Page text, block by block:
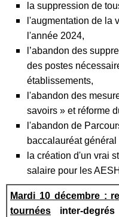
la suppression de
l'augmentation de la
l'année 2024,
l’abandon des
des postes
établissements,
l'abandon des
savoirs » et réforme
l'abandon de
baccalauréatgénéral
la création d'un vrai
salaire pour les
Mardi 10 décembre : r
tournées inter-